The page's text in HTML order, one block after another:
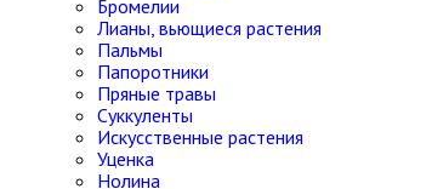
Бромелии
Лианы, вьющиеся растения
Пальмы
Папоротники
Пряные травы
Суккуленты
Искусственные растения
Уценка
Нолина